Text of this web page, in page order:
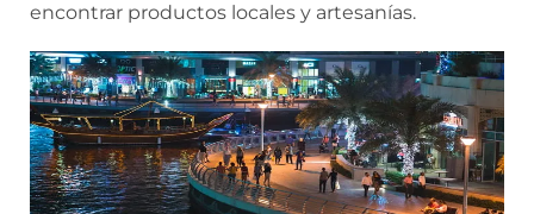
encontrar productos locales y artesanías.